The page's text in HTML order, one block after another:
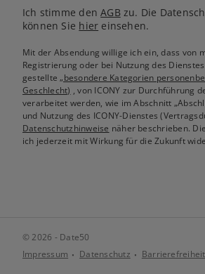
Ich stimme denAGB zu. Die
können Sie hier einsehen.
Mit der Absendung willige ich ein, dass von
Registrierung oder bei Nutzung des
gestellte„besondere Kategorien
Geschlecht) , von ICONY zur Durchführung
verarbeitet werden, wie im Abschnitt
und Nutzung des ICONY-Dienstes
Datenschutzhinweise näher beschrieben.
ich jederzeit mit Wirkung für die Zukunft
© 2026 - Date50
Impressum
Datenschutz Barrierefreiheit